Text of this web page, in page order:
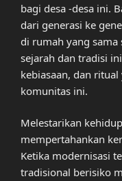
bagi desa -desa ini.
dari generasi ke
di rumah yang sama
sejarah dan tradisi
kebiasaan, dan
komunitas ini.
Melestarikan
mempertahankan
Ketika modernisasi
tradisional berisiko